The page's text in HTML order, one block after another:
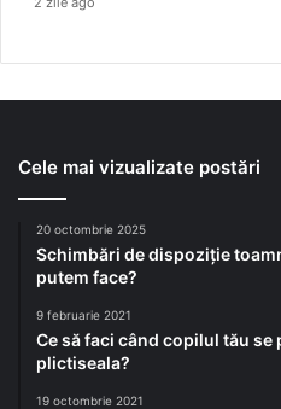
Cele mai vizualizate postări
20 octombrie 2025
Schimbări de dispoziție
putem face?
9 februarie 2021
Ce să faci când copilul tău se
plictiseala?
19 octombrie 2021